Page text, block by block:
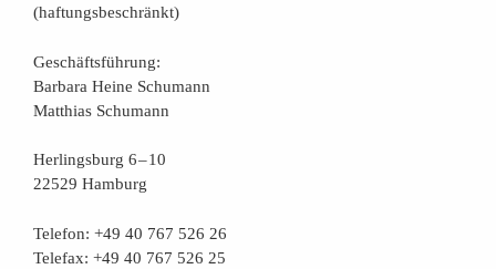
(haf­tungs­be­schränkt)
Geschäfts­füh­rung:
Bar­ba­ra Hei­ne Schumann
Mat­thi­as Schumann
Her­lings­burg 6 – 10
22529 Hamburg
Tele­fon: +49 40 767 526 26
Tele­fax: +49 40 767 526 25